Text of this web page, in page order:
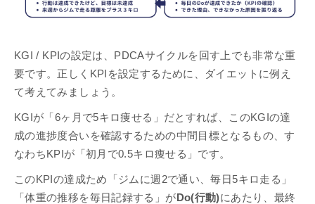
KGI / KPIの設定は、PDCAサイクルを回す上でも非常な重
要です。正しくKPIを設定するために、ダイエットに例え
て考えてみましょう。
KGIが「6ヶ月で5キロ痩せる」だとすれば、このKGIの達
成の進捗度合いを確認するための中間目標となるもの、す
なわちKPIが「初月で0.5キロ痩せる」です。
このKPIの達成ため「ジムに週2で通い、毎日5キロ走る」
「体重の推移を毎日記録する」が Do(行動)にあたり、最終